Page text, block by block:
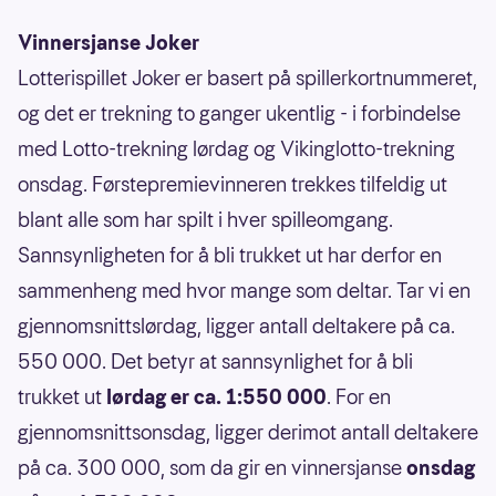
Vinnersjanse Joker
Lotterispillet Joker er basert på spillerkortnummeret,
og det er trekning to ganger ukentlig - i forbindelse
med Lotto-trekning lørdag og Vikinglotto-trekning
onsdag. Førstepremievinneren trekkes tilfeldig ut
blant alle som har spilt i hver spilleomgang.
Sannsynligheten for å bli trukket ut har derfor en
sammenheng med hvor mange som deltar. Tar vi en
gjennomsnittslørdag, ligger antall deltakere på ca.
550 000. Det betyr at sannsynlighet for å bli
trukket ut lørdag er ca. 1:550 000. For en
gjennomsnittsonsdag, ligger derimot antall deltakere
på ca. 300 000, som da gir en vinnersjanseonsdag